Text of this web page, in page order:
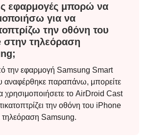
εφαρμογές μπορώ να
για να
την οθόνη του
στην τηλεόραση
την εφαρμογή Samsung Smart
αναφέρθηκε παραπάνω, μπορείτε
χρησιμοποιήσετε το AirDroid Cast
την οθόνη του iPhone
τηλεόραση Samsung.